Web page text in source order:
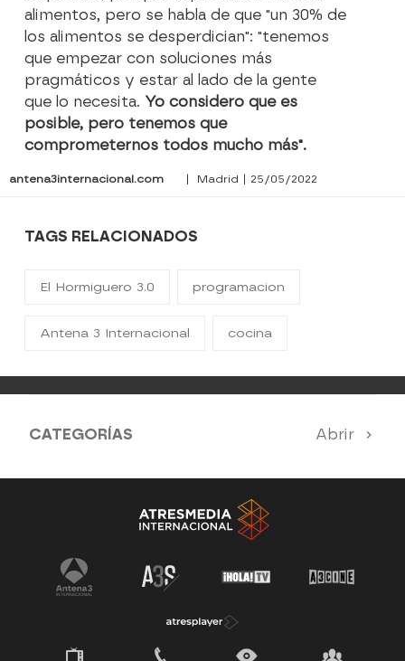
alimentos, pero se habla de que "un 30% de
los alimentos se desperdician": "tenemos
que empezar con soluciones más
pragmáticos y estar al lado de la gente
que lo necesita. Yo considero que es
posible, pero tenemos que
comprometernos todos mucho más".
antena3internacional.com | Madrid | 25/05/2022
TAGS RELACIONADOS
El Hormiguero 3.0 programacion
Antena 3 Internacional cocina
CATEGORÍAS Abrir
Antena 3 Noticias El Hormiguero
Tu cara me suena Pasapalabra